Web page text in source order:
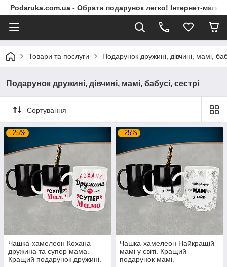
Podaruka.com.ua - Обрати подарунок легко! Інтернет-
Товари та послуги Подарунок дружині, дівчині, мамі,
Подарунок дружині, дівчині, мамі, бабусі, сестрі
Сортування
–25%
Чашка-хамелеон Кохана
дружина та супер мама.
Кращий подарунок дружині.
–25%
Чашка-хамелеон Найкращій
мамі у світі. Кращий
подарунок мамі.